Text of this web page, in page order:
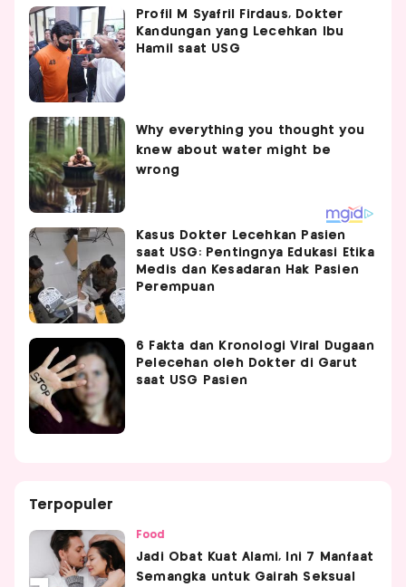
Profil M Syafril Firdaus, Dokter
Kandungan yang Lecehkan Ibu
Hamil saat USG
Kasus Dokter Lecehkan Pasien
saat USG: Pentingnya Edukasi Etika
Medis dan Kesadaran Hak Pasien
Perempuan
6 Fakta dan Kronologi Viral Dugaan
Pelecehan oleh Dokter di Garut
saat USG Pasien
Terpopuler
Food
Jadi Obat Kuat Alami, Ini 7 Manfaat
Semangka untuk Gairah Seksual